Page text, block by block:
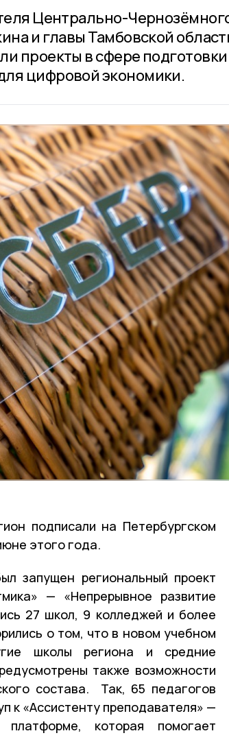
Центрально-
и главы Тамбовской
проекты в сфере подготовки
цифровой экономики.
подписали на Петербургском
этого года.
запущен региональный проект
— «Непрерывное развитие
27 школ, 9 колледжей и более
о том, что в новом учебном
школы региона и средние
также возможности
состава. Так, 65 педагогов
к «Ассистенту преподавателя» —
платформе, которая помогает